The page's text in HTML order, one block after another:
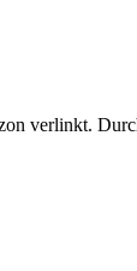
verlinkt.